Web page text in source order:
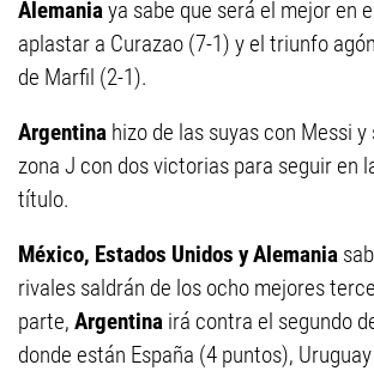
Alemaniaya sabe que será el mejor en
aplastar a Curazao (7-1) y el triunfo
de Marfil (2-1).
Argentina hizo de las suyas con Messi
zona J con dos victorias para seguir en
título.
México, Estados Unidos y Alemania
rivales saldrán de los ocho mejores
parte, Argentina irá contra el segundo
donde están España (4 puntos),